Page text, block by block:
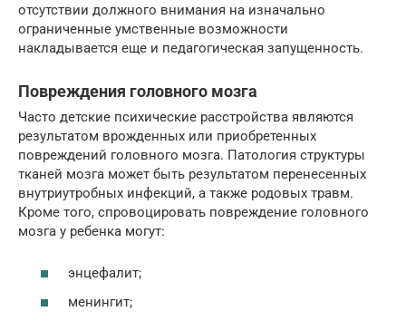
отсутствии должного внимания на изначально
ограниченные умственные возможности
накладывается еще и педагогическая запущенность.
Повреждения головного мозга
Часто детские психические расстройства являются
результатом врожденных или приобретенных
повреждений головного мозга. Патология структуры
тканей мозга может быть результатом перенесенных
внутриутробных инфекций, а также родовых травм.
Кроме того, спровоцировать повреждение головного
мозга у ребенка могут:
энцефалит;
менингит;